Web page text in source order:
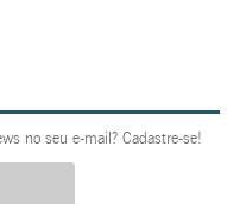
no seu e-mail? Cadastre-se!